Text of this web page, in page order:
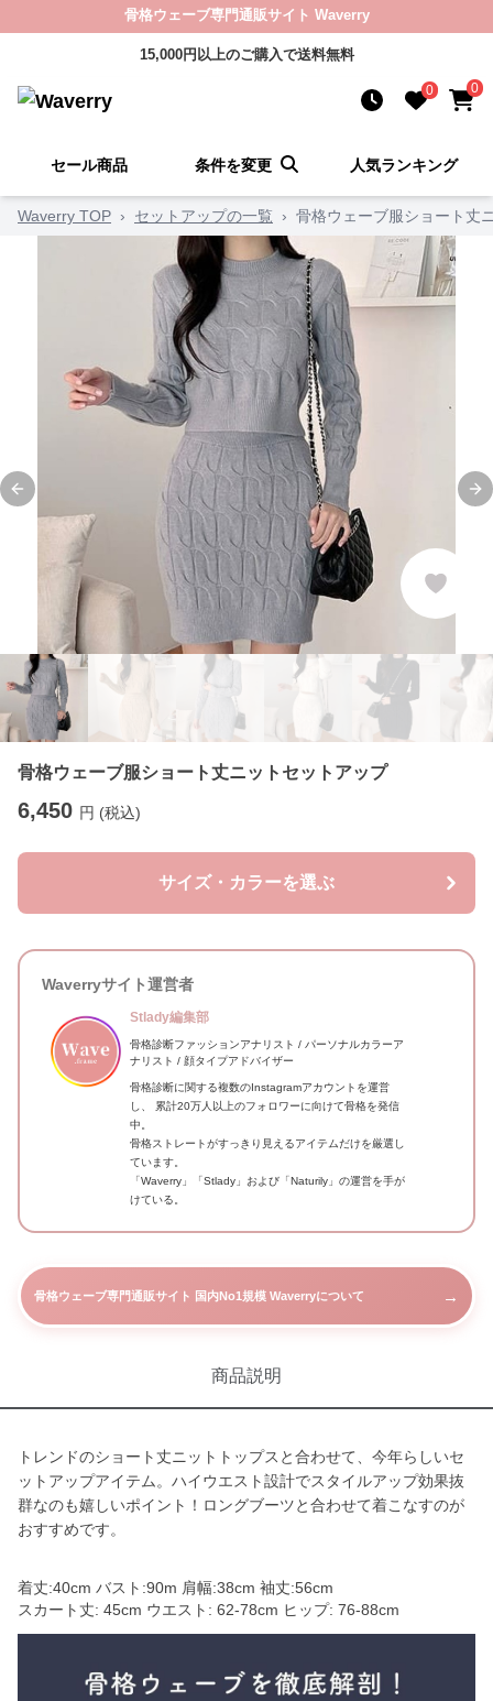
骨格ウェーブ専門通販サイト Waverry
15,000円以上のご購入で送料無料
0 0
セール商品 条件を変更 人気ランキング
Waverry TOP › セットアップの一覧 › 骨格ウェーブ服ショート丈
Previous slide
骨格ウェーブ服ショート丈ニットセットアップ
6,450 円 (税込)
サイズ・カラーを選ぶ
Waverryサイト運営者
Stlady編集部
骨格診断ファッションアナリスト / パーソナルカラーア
ナリスト / 顔タイプアドバイザー
骨格診断に関する複数のInstagramアカウントを運営
し、 累計20万人以上のフォロワーに向けて骨格を発信
中。
骨格ストレートがすっきり見えるアイテムだけを厳選し
ています。
「Waverry」「Stlady」および「Naturily」の運営を手が
けている。
骨格ウェーブ専門通販サイト 国内No1規模 Waverryについて →
商品説明
トレンドのショート丈ニットトップスと合わせて、今年らしいセ
ットアップアイテム。ハイウエスト設計でスタイルアップ効果抜
群なのも嬉しいポイント！ロングブーツと合わせて着こなすのが
おすすめです。
着丈:40cm バスト:90m 肩幅:38cm 袖丈:56cm